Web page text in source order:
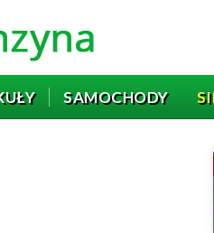
SAMOCHODY